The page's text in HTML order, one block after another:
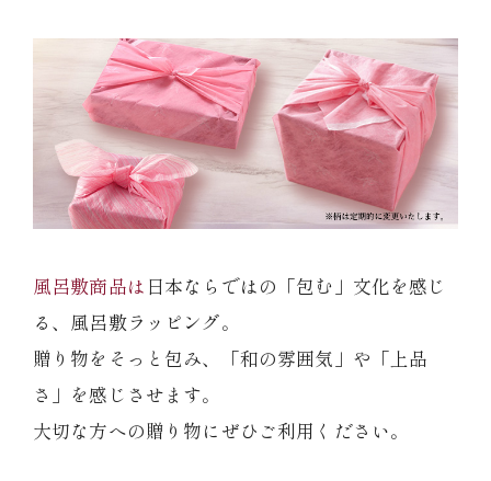
風呂敷商品は 日本ならではの「包む」文化を感じ
る、風呂敷ラッピング。
贈り物をそっと包み、「和の雰囲気」や「上品
さ」を感じさせます。
大切な方への贈り物にぜひご利用ください。